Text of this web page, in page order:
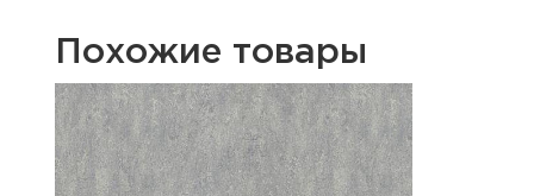
Похожие товары